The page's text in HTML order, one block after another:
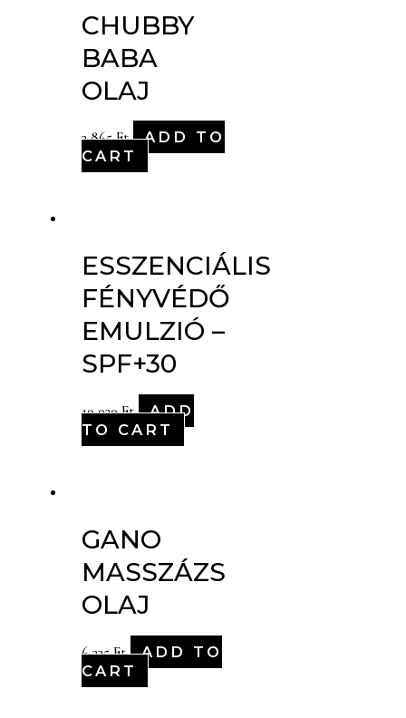
CHUBBY
BABA
OLAJ
3,865Ft
ADD TO
CART
ESSZENCIÁLIS
FÉNYVÉDŐ
EMULZIÓ –
SPF+30
10,020Ft
ADD
TO CART
GANO
MASSZÁZS
OLAJ
6,335Ft
ADD TO
CART